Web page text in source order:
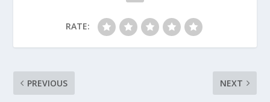
RATE:
PREVIOUS NEXT